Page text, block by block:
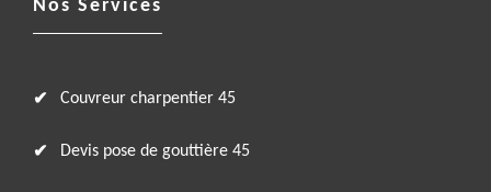
Nos Services
Couvreur charpentier 45
Devis pose de gouttière 45